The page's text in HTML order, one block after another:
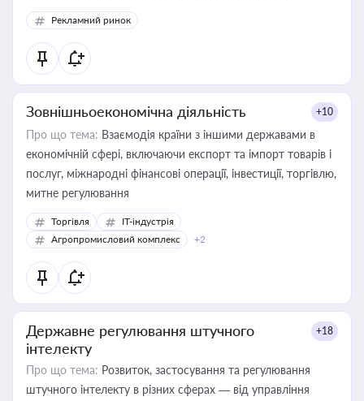
Рекламний ринок
Зовнішньоекономічна діяльність +10
Про що тема: Взаємодія країни з іншими державами в
економічній сфері, включаючи експорт та імпорт товарів і
послуг, міжнародні фінансові операції, інвестиції, торгівлю,
митне регулювання
Торгівля
IT-індустрія
Агропромисловий комплекс
+2
Державне регулювання штучного
інтелекту
+18
Про що тема: Розвиток, застосування та регулювання
штучного інтелекту в різних сферах — від управління